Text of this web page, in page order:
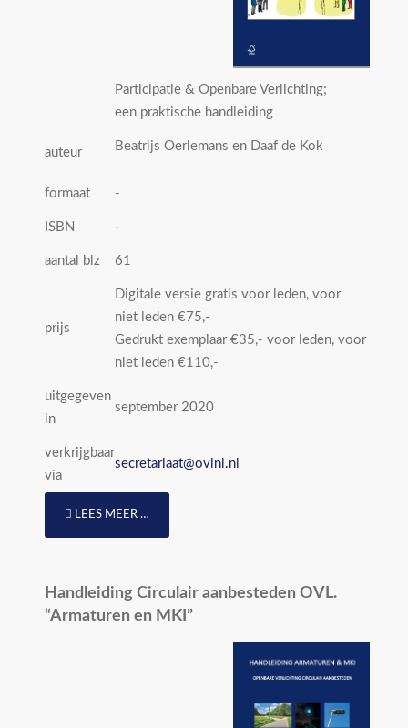
Participatie & Openbare Verlichting;
een praktische handleiding
auteur Beatrijs Oerlemans en Daaf de Kok
formaat -
ISBN -
aantal blz 61
prijs
Digitale versie gratis voor leden, voor
niet leden €75,-
Gedrukt exemplaar €35,- voor leden, voor
niet leden €110,-
uitgegeven
in
september 2020
verkrijgbaar
via
secretariaat@ovlnl.nl
LEES MEER …
Handleiding Circulair aanbesteden OVL.
“Armaturen en MKI”